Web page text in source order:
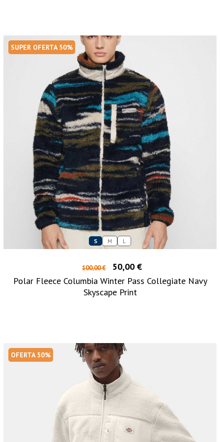
SUPER OFERTA 50%
S M L
100,00 €
50,00 €
Polar Fleece Columbia Winter Pass Collegiate Navy
Skyscape Print
OFERTA 50%